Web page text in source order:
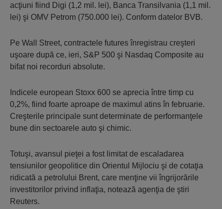
acţiuni fiind Digi (1,2 mil. lei), Banca Transilvania (1,1 mil.
lei) şi OMV Petrom (750.000 lei). Conform datelor BVB.
Pe Wall Street, contractele futures înregistrau creşteri
uşoare după ce, ieri, S&P 500 şi Nasdaq Composite au
bifat noi recorduri absolute.
Indicele european Stoxx 600 se aprecia între timp cu
0,2%, fiind foarte aproape de maximul atins în februarie.
Creşterile principale sunt determinate de performanţele
bune din sectoarele auto şi chimic.
Totuşi, avansul pieţei a fost limitat de escaladarea
tensiunilor geopolitice din Orientul Mijlociu şi de cotaţia
ridicată a petrolului Brent, care menţine vii îngrijorările
investitorilor privind inflaţia, notează agenţia de ştiri
Reuters.